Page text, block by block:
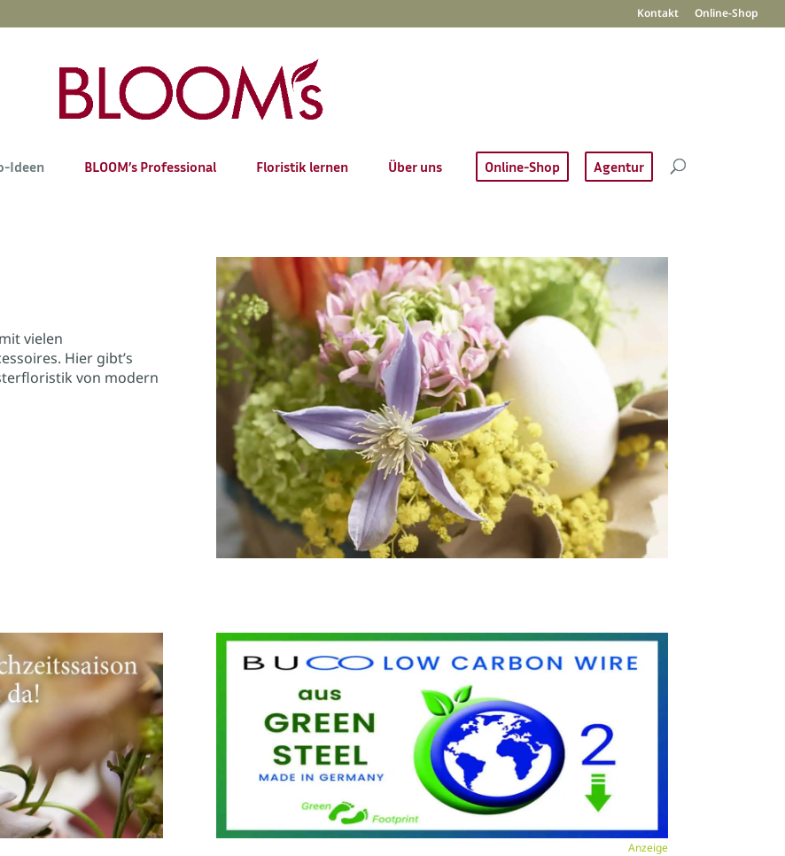
Kontakt Online-Shop
Ideen BLOOM’s Professional Floristik lernen Über uns Online-Shop Agentur
vielen
Hier gibt’s
von modern
Anzeige